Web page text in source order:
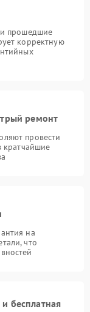
и прошедшие
корректную
ремонт
провести
кратчайшие
на
что
бесплатная